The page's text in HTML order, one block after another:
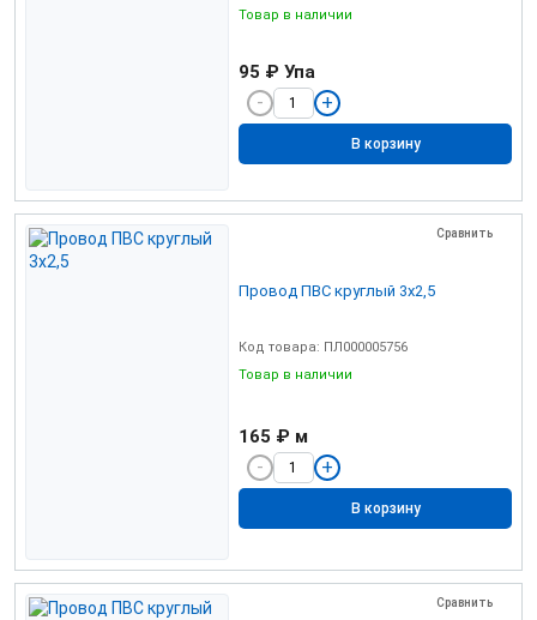
Товар в наличии
95 ₽ Упа
В корзину
Сравнить
Провод ПВС круглый 3х2,5
Код товара: ПЛ000005756
Товар в наличии
165 ₽ м
В корзину
Сравнить